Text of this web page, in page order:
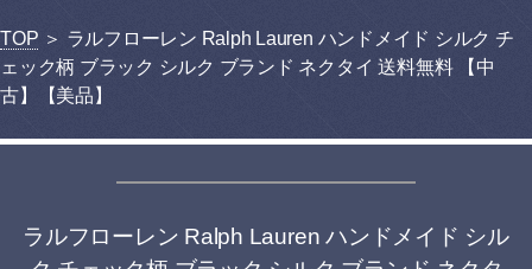
TOP ＞ ラルフローレン Ralph Lauren ハンドメイド シルク チ
ェック柄 ブラック シルク ブランド ネクタイ 送料無料 【中
古】【美品】
ラルフローレン Ralph Lauren ハンドメイド シル